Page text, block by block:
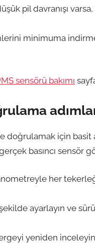
pil davranışı
minimuma
sensörü bakımı
doğrulamak için
basıncı sensör
her
ayarlayın ve
yeniden